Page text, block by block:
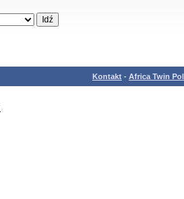
Kontakt - Africa Twin